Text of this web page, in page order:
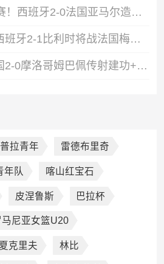
时隔16年进决赛！西班牙2-0法国亚马尔造点奥亚萨瓦尔、波罗破门
晋级半决赛！西班牙2-1比利时将战法国梅里诺替补绝杀拉门斯送礼
进军四强！法国2-0摩洛哥姆巴佩传射建功+失点登贝莱贴地斩
拉青年 雷德布里奇
年队 喀山红宝石
皮涅鲁斯 巴拉杯
马尼亚女篮U20
克里夫 林比